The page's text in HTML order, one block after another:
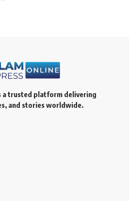
a trusted platform delivering
and stories worldwide.